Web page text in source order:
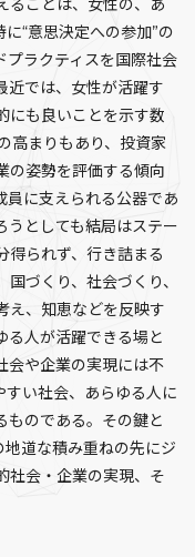
ることは、女性の、あ
“意思決定への参加”の
プラクティスを国際社会
近では、女性が活躍す
にも良いことを示す数
高まりもあり、投資家
の姿勢を評価する傾向
員に支えられる公器であ
うとしても結局はステー
得られず、行き詰まる
づくり、社会づくり、
え、知恵などを反映す
る人が活躍できる場と
会や企業の実現には不
すい社会、あらゆる人に
ものである。その鍵と
地道な積み重ねの先にジ
社会・企業の実現、そ